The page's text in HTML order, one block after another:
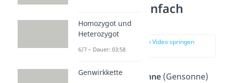
Codesonne einfach
erklärt
zur Stelle im Video springen
(00:12)
Mithilfe derCodesonne (Gensonne)
Homozygot und
Heterozygot
6/7 – Dauer: 03:58
Genwirkkette